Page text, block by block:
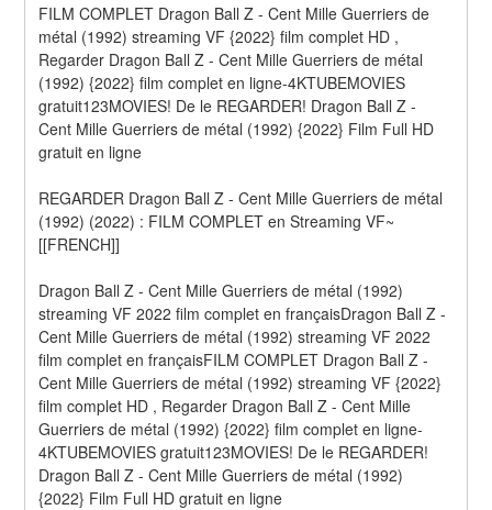
FILM COMPLET Dragon Ball Z - Cent Mille Guerriers de
métal (1992) streaming VF {2022} film complet HD ,
Regarder Dragon Ball Z - Cent Mille Guerriers de métal
(1992) {2022} film complet en ligne-4KTUBEMOVIES
gratuit123MOVIES! De le REGARDER! Dragon Ball Z -
Cent Mille Guerriers de métal (1992) {2022} Film Full HD
gratuit en ligne
REGARDER Dragon Ball Z - Cent Mille Guerriers de métal
(1992) (2022) : FILM COMPLET en Streaming VF~
[[FRENCH]]
Dragon Ball Z - Cent Mille Guerriers de métal (1992)
streaming VF 2022 film complet en françaisDragon Ball Z -
Cent Mille Guerriers de métal (1992) streaming VF 2022
film complet en françaisFILM COMPLET Dragon Ball Z -
Cent Mille Guerriers de métal (1992) streaming VF {2022}
film complet HD , Regarder Dragon Ball Z - Cent Mille
Guerriers de métal (1992) {2022} film complet en ligne-
4KTUBEMOVIES gratuit123MOVIES! De le REGARDER!
Dragon Ball Z - Cent Mille Guerriers de métal (1992)
{2022} Film Full HD gratuit en ligne